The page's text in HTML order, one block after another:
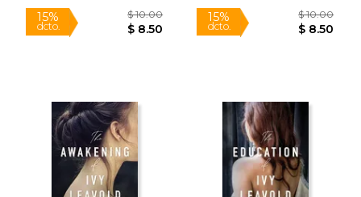
Rápido
15%
dcto.